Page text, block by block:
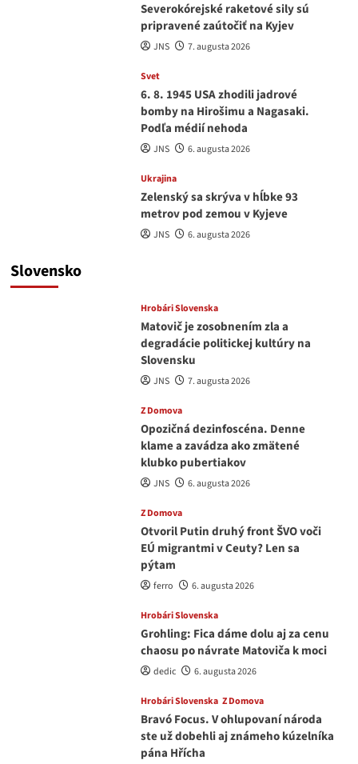
Severokórejské raketové sily sú
pripravené zaútočiť na Kyjev
JNS 7. augusta 2026
Svet
6. 8. 1945 USA zhodili jadrové
bomby na Hirošimu a Nagasaki.
Podľa médií nehoda
JNS 6. augusta 2026
Ukrajina
Zelenský sa skrýva v hĺbke 93
metrov pod zemou v Kyjeve
JNS 6. augusta 2026
Slovensko
Hrobári Slovenska
Matovič je zosobnením zla a
degradácie politickej kultúry na
Slovensku
JNS 7. augusta 2026
Z Domova
Opozičná dezinfoscéna. Denne
klame a zavádza ako zmätené
klubko pubertiakov
JNS 6. augusta 2026
Z Domova
Otvoril Putin druhý front ŠVO voči
EÚ migrantmi v Ceuty? Len sa
pýtam
ferro 6. augusta 2026
Hrobári Slovenska
Grohling: Fica dáme dolu aj za cenu
chaosu po návrate Matoviča k moci
dedic 6. augusta 2026
Hrobári Slovenska Z Domova
Bravó Focus. V ohlupovaní národa
ste už dobehli aj známeho kúzelníka
pána Hřícha